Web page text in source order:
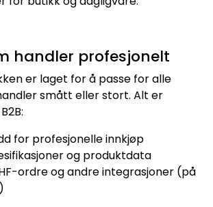
handler profesjonelt
er laget for å passe for alle
smått eller stort. Alt er
for profesjonelle innkjøp
og produktdata
ordre og andre integrasjoner (på